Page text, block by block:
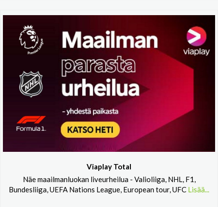
Viaplay Total
Näe maailmanluokan liveurheilua - Valioliiga, NHL, F1,
Bundesliiga, UEFA Nations League, European tour, UFC Lisää...